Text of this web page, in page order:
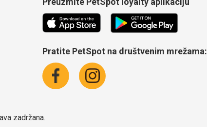
Pratite PetSpot na društvenim mrežama:
zadržana.